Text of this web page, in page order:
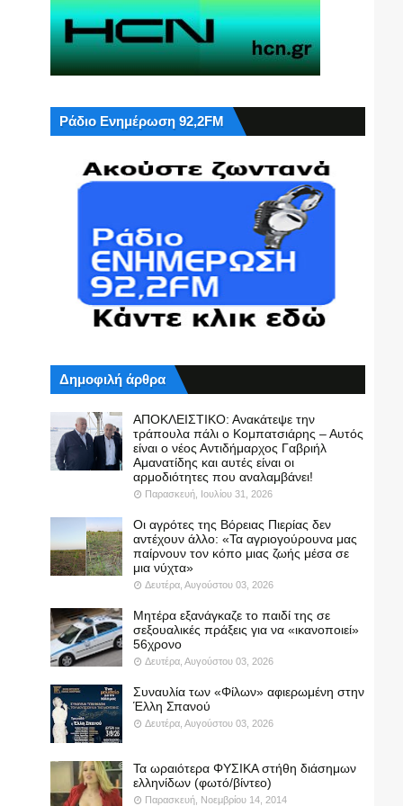
Ράδιο Ενημέρωση 92,2FM
Δημοφιλή άρθρα
ΑΠΟΚΛΕΙΣΤΙΚΟ: Ανακάτεψε την
τράπουλα πάλι ο Κομπατσιάρης – Αυτός
είναι ο νέος Αντιδήμαρχος Γαβριήλ
Αμανατίδης και αυτές είναι οι
αρμοδιότητες που αναλαμβάνει!
Παρασκευή, Ιουλίου 31, 2026
Οι αγρότες της Βόρειας Πιερίας δεν
αντέχουν άλλο: «Τα αγριογούρουνα μας
παίρνουν τον κόπο μιας ζωής μέσα σε
μια νύχτα»
Δευτέρα, Αυγούστου 03, 2026
Μητέρα εξανάγκαζε το παιδί της σε
σεξουαλικές πράξεις για να «ικανοποιεί»
56χρονο
Δευτέρα, Αυγούστου 03, 2026
Συναυλία των «Φίλων» αφιερωμένη στην
Έλλη Σπανού
Δευτέρα, Αυγούστου 03, 2026
Τα ωραιότερα ΦΥΣΙΚΑ στήθη διάσημων
ελληνίδων (φωτό/βίντεο)
Παρασκευή, Νοεμβρίου 14, 2014